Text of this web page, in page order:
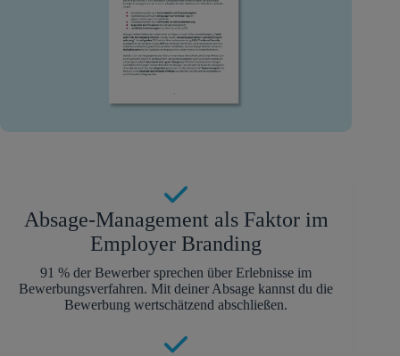
Absage-Management als Faktor im
Employer Branding
91 % der Bewerber sprechen über Erlebnisse im
Bewerbungsverfahren. Mit deiner Absage kannst du die
Bewerbung wertschätzend abschließen.